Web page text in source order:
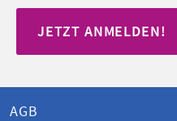
JETZT ANMELDEN!
AGB